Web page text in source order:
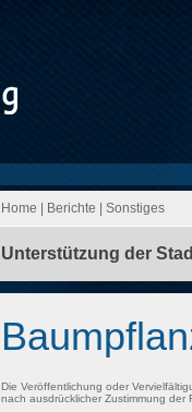
Home Berichte Sonstiges
Unterstützung der
Die Veröffentlichung oder
nach ausdrücklicher Zustimmung der